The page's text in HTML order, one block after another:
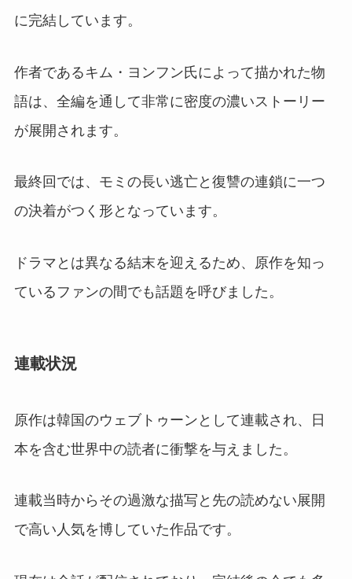
に完結しています。
作者であるキム・ヨンフン氏によって描かれた物
語は、全編を通して非常に密度の濃いストーリー
が展開されます。
最終回では、モミの長い逃亡と復讐の連鎖に一つ
の決着がつく形となっています。
ドラマとは異なる結末を迎えるため、原作を知っ
ているファンの間でも話題を呼びました。
連載状況
原作は韓国のウェブトゥーンとして連載され、日
本を含む世界中の読者に衝撃を与えました。
連載当時からその過激な描写と先の読めない展開
で高い人気を博していた作品です。